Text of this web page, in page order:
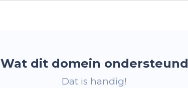
Wat dit domein ondersteund
Dat is handig!